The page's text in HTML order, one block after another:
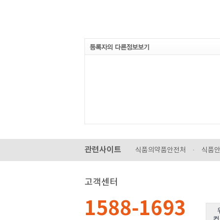
관련사이트 식품의약품안전처 · 식품
고객센터
1588-1693